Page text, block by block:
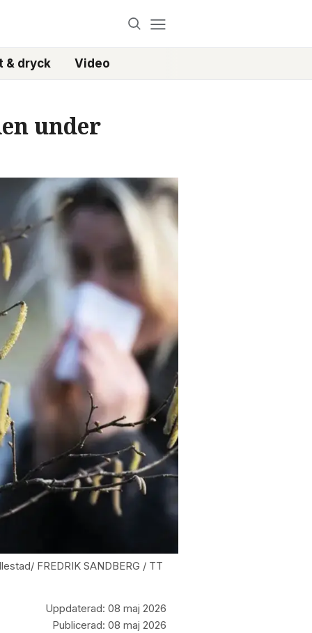
& dryck Video
under
FREDRIK SANDBERG / TT
Uppdaterad: 08 maj 2026
Publicerad: 08 maj 2026